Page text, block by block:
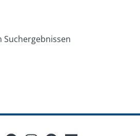
Suchergebnissen